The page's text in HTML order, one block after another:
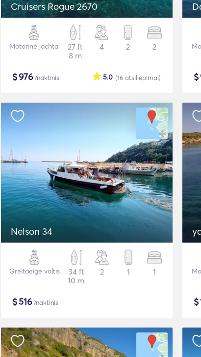
Cruisers Rogue 2670
Motorinė jachta
27 ft
8 m
4 2 2
$976/naktinis (16 atsiliepimai)
5.0 $
Nelson 34
Greitaeigė valtis
34 ft
10 m
2 1 1
$516/naktinis $